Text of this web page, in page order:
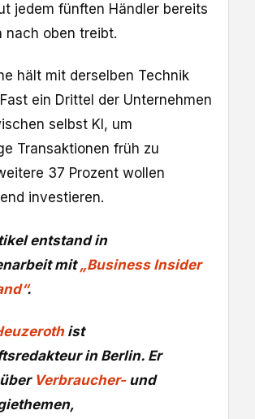
jedem fünften Händler bereits
nach oben treibt.
hält mit derselben Technik
ein Drittel der Unternehmen
selbst KI, um
Transaktionen früh zu
37 Prozent wollen
investieren.
entstand in
mit „Business Insider
.
ist
in Berlin. Er
Verbraucher-und